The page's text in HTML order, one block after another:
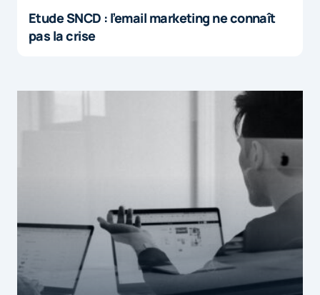
Etude SNCD : l’email marketing ne connaît
pas la crise